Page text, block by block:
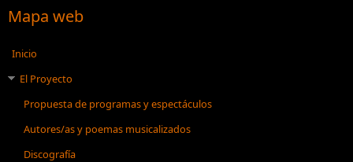
Mapa web
Inicio
El Proyecto
Propuesta de programas y espectáculos
Autores/as y poemas musicalizados
Discografía